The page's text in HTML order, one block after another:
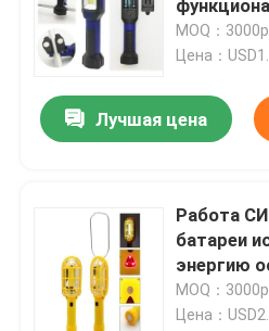
1x1W
УДАРЕ
MOQ：
Цена：
Лучшая цена
Работа
батареи
энергию
MOQ：
Цена：